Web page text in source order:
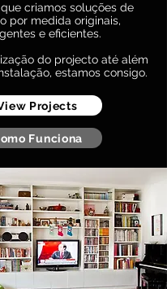
que criamos soluções de
por medida originais,
e eficientes.
do projecto até além
estamos consigo.
Projects
Funciona